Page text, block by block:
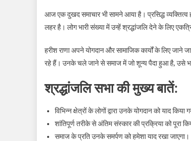
आज एक दुखद समाचार भी सामने आया है। प्रसिद्ध
लहर है। लोग भारी संख्या में उन्हें श्रद्धांजलि देने के लिए
हरीश राणा अपने योगदान और सामाजिक कार्यों के लिए
रहे हैं। उनके चले जाने से समाज में जो शून्य पैदा हुआ है, उसे
श्रद्धांजलि सभा की मुख्य बातें:
विभिन्न क्षेत्रों के लोगों द्वारा उनके योगदान को याद किया
शांतिपूर्ण तरीके से अंतिम संस्कार की प्रक्रिया को पूरा
समाज के प्रति उनके समर्पण को हमेशा याद रखा जाएगा।